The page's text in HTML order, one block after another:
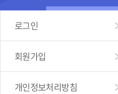
로그인
회원가입
개인정보처리방침